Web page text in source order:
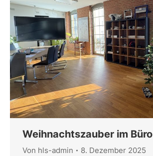
Weihnachtszauber im Büro
Von hls-admin 8. Dezember 2025